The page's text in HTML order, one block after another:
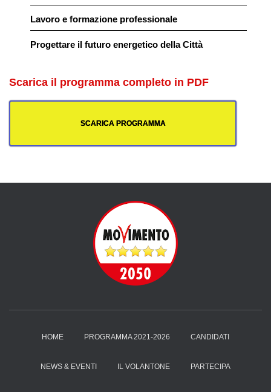
Lavoro e formazione professionale
Progettare il futuro energetico della Città
Scarica il programma completo in PDF
SCARICA PROGRAMMA
HOME PROGRAMMA 2021-2026 CANDIDATI
NEWS & EVENTI IL VOLANTONE PARTECIPA